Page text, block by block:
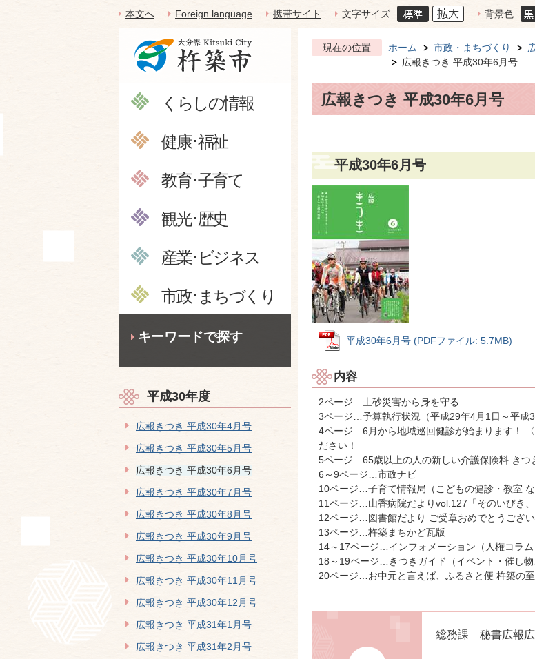
本文へ Foreign language 携帯サイト 文字サイズ 背景色
くらしの情報
健康･福祉
教育･子育て
観光･歴史
産業･ビジネス
市政･まちづくり
キーワードで探す
平成30年度
広報きつき 平成30年4月号
広報きつき 平成30年5月号
広報きつき 平成30年6月号
広報きつき 平成30年7月号
広報きつき 平成30年8月号
広報きつき 平成30年9月号
広報きつき 平成30年10月号
広報きつき 平成30年11月号
広報きつき 平成30年12月号
広報きつき 平成31年1月号
広報きつき 平成31年2月号
現在の位置 ホーム 市政・まちづくり
広報きつき 平成30年6月号
広報きつき 平成30年6月号
平成30年6月号
平成30年6月号 (PDFファイル: 5.7MB)
内容
2ページ…土砂災害から身を守る
3ページ…予算執行状況（平成29年4月1日～平成
4ページ…6月から地域巡回健診が始まります！
ださい！
5ページ…65歳以上の人の新しい介護保険料 きつ
6～9ページ…市政ナビ
10ページ…子育て情報局（こどもの健診・教室 な
11ページ…山香病院だよりvol. 127「そのいびき
12ページ…図書館だより ご受章おめでとうござ
13ページ…杵築まちかど瓦版
14～17ページ…インフォメーション（人権コラ
18～19ページ…きつきガイド（イベント・催し物
20ページ…お中元と言えば、ふるさと便 杵築の
総務課 秘書広報